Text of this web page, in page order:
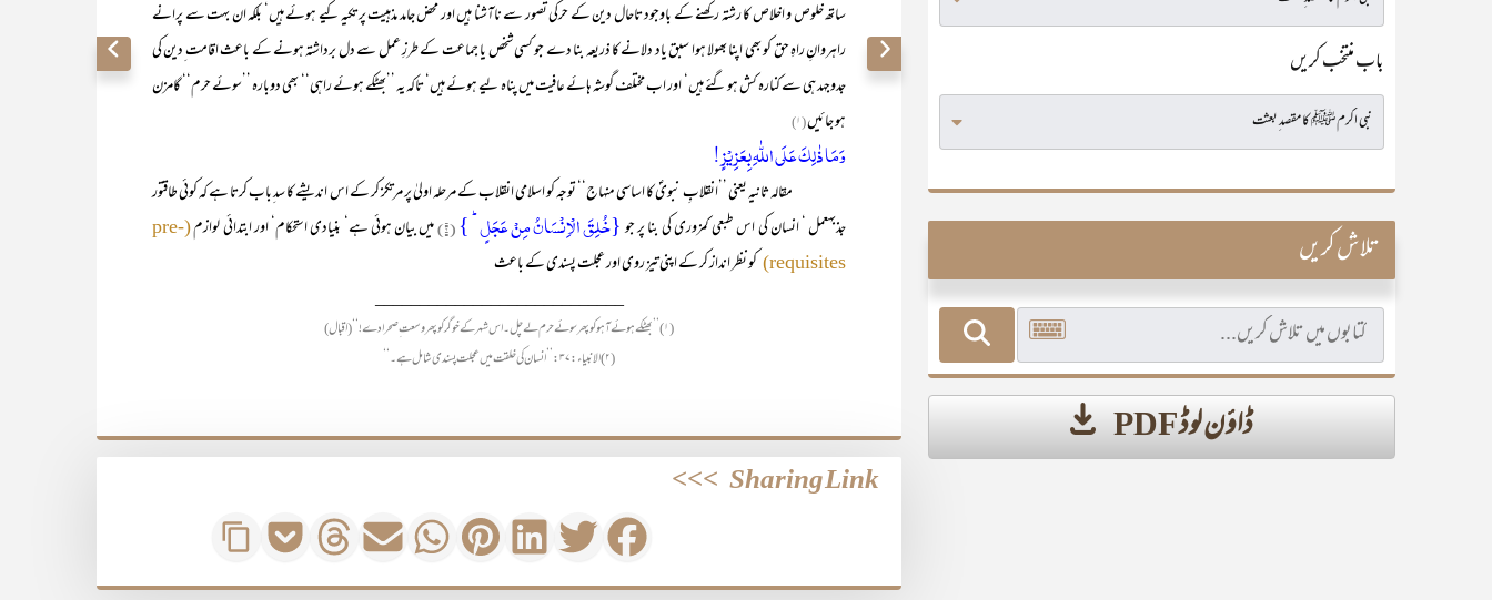
ساتھ خلوص و اخلاص کا رشتہ رکھنے کے باوجود تاحال دین کے حرکی تصور سے ناآشنا ہیں اور محض جامد مذہبیت پر تکیہ کیے ہوئے ہیں‘ بلکہ ان بہت سے پرانے
راہروانِ راہِ حق کو بھی اپنا بھولا ہوا سبق یاد دلانے کا ذریعہ بنا دے جو کسی شخص یا جماعت کے طرزِ عمل سے دل برداشتہ ہونے کے باعث اقامت ِدین کی
جدوجہد ہی سے کنارہ کش ہو گئے ہیں‘ اور اب مختلف گوشہ ہائے عافیت میں پناہ لیے ہوئے ہیں‘ تاکہ یہ ’’بھٹکے ہوئے راہی‘‘ بھی دوبارہ ’’سوئے حرم‘‘ گامزن
ہو جائیں(۱)
وَمَا ذٰلِکَ عَلَی اللّٰہِ بِعَزِیْزٍ!
مقالہ ثانیہ یعنی ’’انقلابِ نبویؐ کا اساسی منہاج‘‘ توجہ کو اسلامی انقلاب کے مرحلہ اولیٰ پر مرتکز کر کے اس اندیشے کا سد ِباب کرتا ہے کہ کوئی طاقتور
جذبہعمل ‘ انسان کی اس طبعی کمزوری کی بنا پر جو{خُلِقَ الۡاِنۡسَانُ مِنۡ عَجَلٍ ؕ }(۲) میں بیان ہوئی ہے‘ بنیادی استحکام‘ اور ابتدائی لوازم (pre-
requisites)
کو نظر انداز کر کے اپنی تیز روی اور عجلت پسندی کے باعث
____________________________
(۱) ’’بھٹکے ہوئے آہو کو پھر سوئے حرم لے چل ۔ اس شہر کے خوگر کو پھر وسعت ِصحرا دے!‘‘ (اقبال)
(۲) الانبیاء:۳۷ :’’انسان کی خلقت میں عجلت پسندی شامل ہے۔‘‘
Sharing Link
>>>
باب منتخب کریں
تلاش کریں
ڈاؤن لوڈ PDF